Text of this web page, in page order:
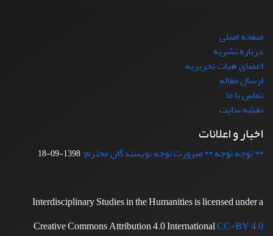
صفحه اصلی
درباره نشریه
اعضای هیات تحریریه
ارسال مقاله
تماس با ما
نقشه سایت
اخبار و اعلانات
** توجه توجه ** ضرورت توجه نویسندگان محترم:1398-09-18
Interdisciplinary Studies in the Humanities is licensed under a
Creative Commons Attribution 4.0 InternationalCC-BY 4.0